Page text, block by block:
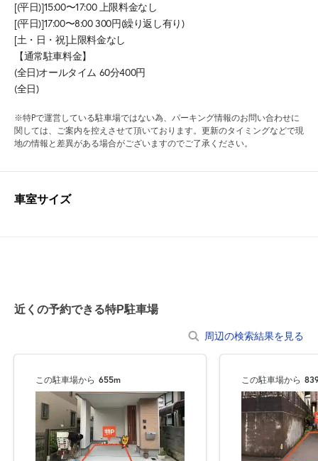
[(平日)]15:00〜17:00 上限料金なし
[(平日)]17:00〜8:00 300円(繰り返し有り)
[土・日・祝]上限料金なし
【通常駐車料金】
(全日)オールタイム 60分400円
(全日)
※特Pで運営している駐車場ではない為、パーキング情報のお問い合わせに
関しては、ご案内を控えさせて頂いております。更新のタイミングなどで現
地の情報と差異がある場合がございますのでご了承ください。
車室サイズ
近くの予約できる特P駐車場
周辺の検索結果を見る
この駐車場から 655m この駐車場から